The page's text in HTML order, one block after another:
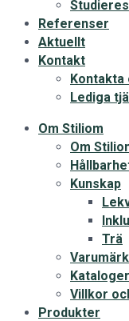
Referenser
Aktuellt
Kontakt
Kontakta
Lediga
Om Stiliom
Om
Kunskap
Trä
Kataloger
Villkor
Produkter